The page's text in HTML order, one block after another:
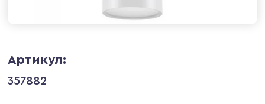
Артикул:
357882